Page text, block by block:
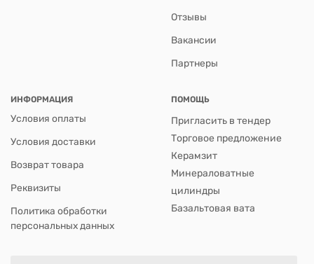
Отзывы
Вакансии
Партнеры
ИНФОРМАЦИЯ
Условия оплаты
Условия доставки
Возврат товара
Реквизиты
Политика обработки
персональных данных
ПОМОЩЬ
Пригласить в тендер
Торговое предложение
Керамзит
Минераловатные
цилиндры
Базальтовая вата